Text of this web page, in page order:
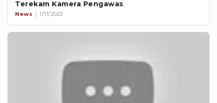
Terekam Kamera Pengawas
News 1/11/2022